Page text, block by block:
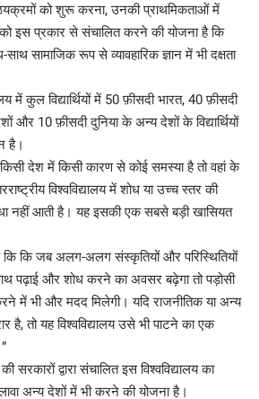
को शुरू करना, उनकी प्राथमिकताओं में
इस प्रकार से संचालित करने की योजना है कि
साथ सामाजिक रूप से व्यावहारिक ज्ञान में भी दक्षता
में कुल विद्यार्थियों में 50 फ़ीसदी भारत, 40 फ़ीसदी
और 10 फ़ीसदी दुनिया के अन्य देशों के विद्यार्थियों
है।
देश में किसी कारण से कोई समस्या है तो वहां के
विश्वविद्यालय में शोध या उच्च स्तर की
नहीं आती है। यह इसकी एक सबसे बड़ी खासियत
कि कि जब अलग-अलग संस्कृतियों और परिस्थितियों
पढ़ाई और शोध करने का अवसर बढ़ेगा तो पड़ोसी
में भी और मदद मिलेगी। यदि राजनीतिक या अन्य
है, तो यह विश्वविद्यालय उसे भी पाटने का एक
सरकारों द्वारा संचालित इस विश्वविद्यालय का
अन्य देशों में भी करने की योजना है।